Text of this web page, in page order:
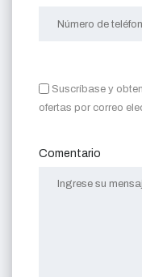
Suscríbase y
ofertas por correo
Comentario